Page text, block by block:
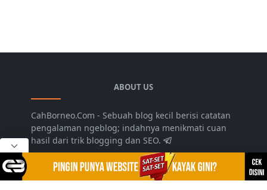
ABOUT US
CahBorneo.Com - Sebuah blog kecil berisi catatan
pengalaman ngeblog; indahnya menikmati cuan
hasil dari trik blogging dan SEO.
LEARN MORE